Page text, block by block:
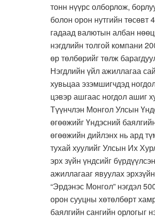
тонн нүүрс олборлож,
болон орон нутгийн төсөвт
гадаад валютын албан
нэгдлийн толгой компани
өр төлбөрийг төлж
Нэгдлийн үйл ажиллагаа
хувьцаа эзэмшигчдэд
цэвэр ашгаас ногдол ашиг
Түүнчлэн Монгол Улсын
өгөөжийг Үндэсний
өгөөжийн дийлэнх нь ард
тухай хуулийг Улсын Их
эрх зүйн үндсийг
ажиллагааг явуулах
“Эрдэнэс Монгол” нэгдэл
орон сууцны хөтөлбөрт
баялгийн сангийн орлогыг